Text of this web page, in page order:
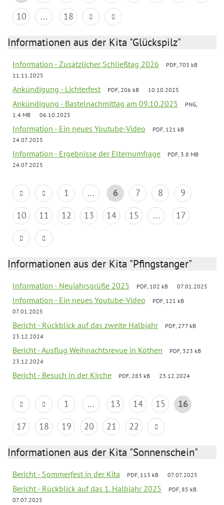
10
... 18
Informationen aus der Kita "Glückspilz"
Information - Zusätzlicher Schließtag 2026
PDF, 703 kB
11.11.2025
Ankündigung - Lichterfest PDF, 206 kB 10.10.2025
Ankündigung - Bastelnachmittag am 09.10.2025
PNG,
1.4 MB
06.10.2025
Information - Ein neues Youtube-Video
PDF, 121 kB
24.07.2025
Information - Ergebnisse der Elternumfrage
PDF, 3.8 MB
24.07.2025
1 ... 6 7 8
9
10
11 12 13 14 15 ... 17
Informationen aus der Kita "Pfingstanger"
Information - Neujahrsgrüße 2025 PDF, 102 kB 07.01.2025
Information - Ein neues Youtube-Video
PDF, 121 kB
07.01.2025
Bericht - Rückblick auf das zweite Halbjahr
PDF, 277 kB
23.12.2024
Bericht - Ausflug Weihnachtsrevue in Köthen
PDF, 323 kB
23.12.2024
Bericht - Besuch in der Kirche PDF, 283 kB 23.12.2024
1 ... 13 14 15
16
17
18 19 20 21 22
Informationen aus der Kita "Sonnenschein"
Bericht - Sommerfest in der Kita PDF, 113 kB 07.07.2025
Bericht - Rückblick auf das 1. Halbjahr 2025
PDF, 85 kB
07.07.2025